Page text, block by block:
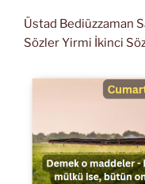
Üstad Bediüzzaman
Sözler Yirmi İkinci